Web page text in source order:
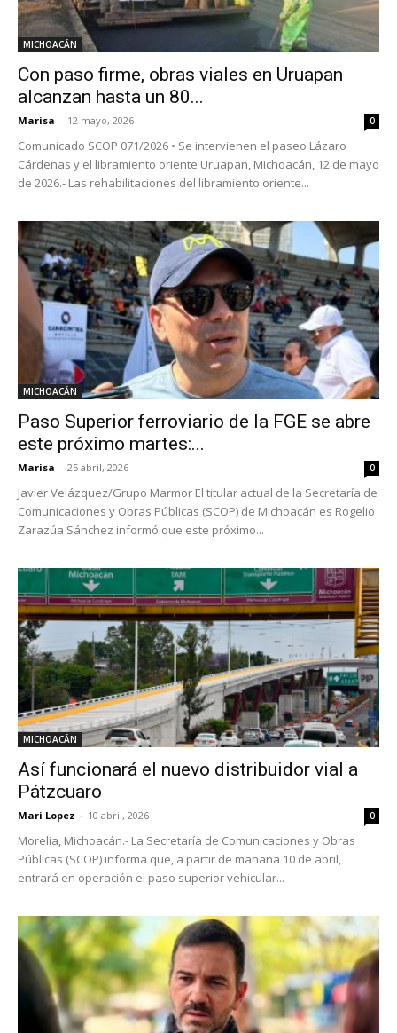
MICHOACÁN
Con paso firme, obras viales en Uruapan
alcanzan hasta un 80...
Marisa - 12 mayo, 2026 0
Comunicado SCOP 071/2026 • Se intervienen el paseo Lázaro
Cárdenas y el libramiento oriente Uruapan, Michoacán, 12 de mayo
de 2026.- Las rehabilitaciones del libramiento oriente...
MICHOACÁN
Paso Superior ferroviario de la FGE se abre
este próximo martes:...
Marisa - 25 abril, 2026 0
Javier Velázquez/Grupo Marmor El titular actual de la Secretaría de
Comunicaciones y Obras Públicas (SCOP) de Michoacán es Rogelio
Zarazúa Sánchez informó que este próximo...
MICHOACÁN
Así funcionará el nuevo distribuidor vial a
Pátzcuaro
Mari Lopez - 10 abril, 2026 0
Morelia, Michoacán.- La Secretaría de Comunicaciones y Obras
Públicas (SCOP) informa que, a partir de mañana 10 de abril,
entrará en operación el paso superior vehicular...